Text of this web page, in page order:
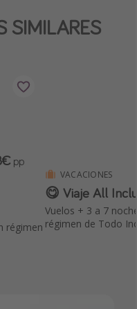
SIMILARES
régimen
pp
VACACIONES
😋 Viaje All
Vuelos + 3 a 7
régimen de Todo